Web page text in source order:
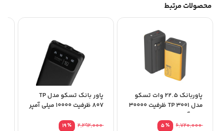
محصولات مرتبط
پاوربانک 22.5 وات تسکو
مدل TP 3001 ظرفیت 30000
میلی‌آمپرساعت
٪5
6,720,000
پاور بانک تسکو مدل TP
807 ظرفیت 10000 میلی آمپر
٪19
2,292,000